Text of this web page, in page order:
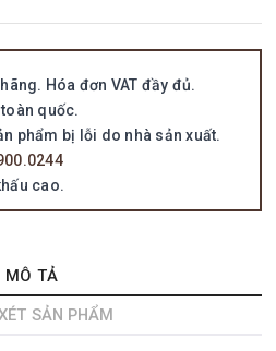
Hóa đơn VAT đầy đủ.
quốc.
phẩm bị lỗi do nhà sản xuất.
cao.
MÔ TẢ
SẢN PHẨM